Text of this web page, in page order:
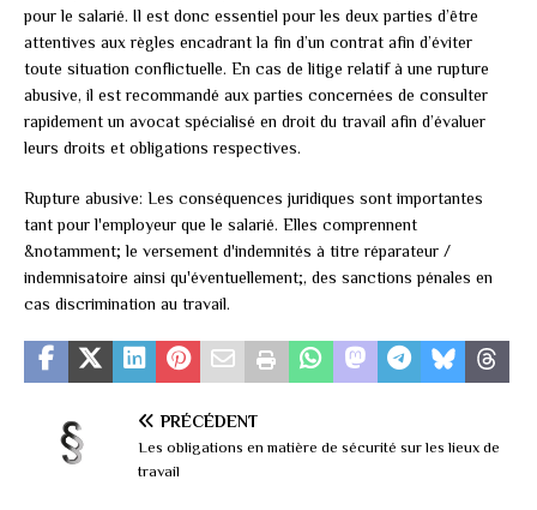
pour le salarié. Il est donc essentiel pour les deux parties d’être
attentives aux règles encadrant la fin d’un contrat afin d’éviter
toute situation conflictuelle. En cas de litige relatif à une rupture
abusive, il est recommandé aux parties concernées de consulter
rapidement un avocat spécialisé en droit du travail afin d’évaluer
leurs droits et obligations respectives.
Rupture abusive: Les conséquences juridiques sont importantes
tant pour l'employeur que le salarié. Elles comprennent
&notamment; le versement d'indemnités à titre réparateur /
indemnisatoire ainsi qu'éventuellement;, des sanctions pénales en
cas discrimination au travail.
PRÉCÉDENT
Les obligations en matière de sécurité sur les lieux de
travail